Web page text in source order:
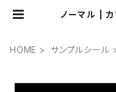
ノーマル | カ
HOME サンプルシール